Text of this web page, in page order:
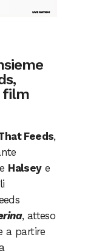
film
Feeds,
Halseye
, atteso
a partire